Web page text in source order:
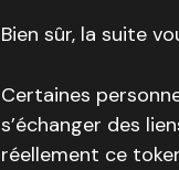
Bien sûr, la suite
Certaines
s’échanger des
réellement ce